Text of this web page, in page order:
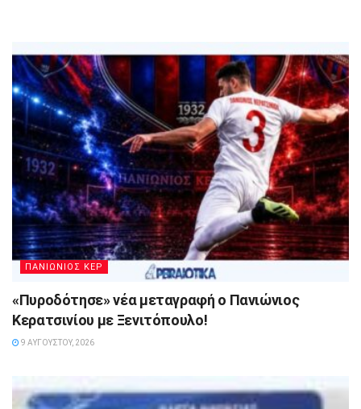
ΠΑΝΙΩΝΙΟΣ ΚΕΡ
«Πυροδότησε» νέα μεταγραφή ο Πανιώνιος
Κερατσινίου με Ξενιτόπουλο!
9 ΑΥΓΟΎΣΤΟΥ, 2026